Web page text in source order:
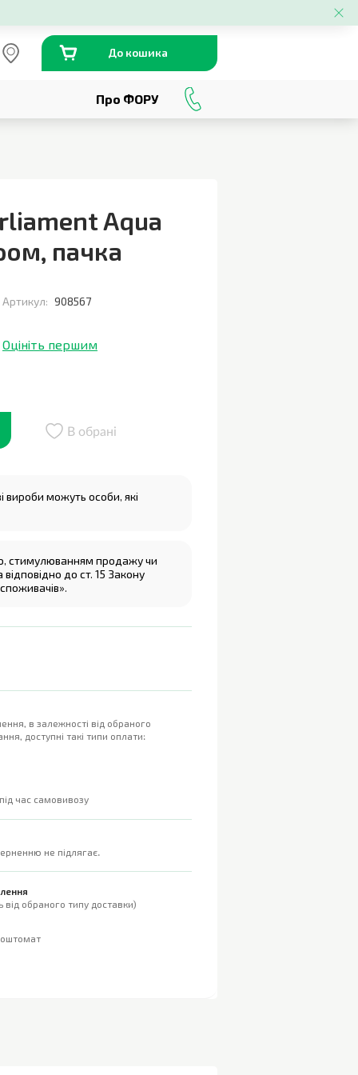
До кошика
Про ФОРУ
Aqua
, пачка
Артикул: 908567
Оцініть першим
В обрані
можуть особи, які
стимулюванням продажу чи
до ст. 15 Закону
в залежності від обраного
доступні такі типи оплати:
час самовивозу
не підлягає.
обраного типу доставки)